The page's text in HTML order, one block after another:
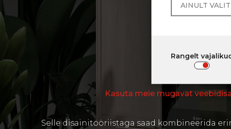
Kasuta meie mugavat
Selle disainitööriistaga saad kombineerida
AINULT
Rangelt